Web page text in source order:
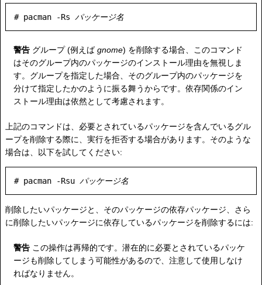
# pacman -Rs パッケージ名
警告 グループ (例えばgnome) を削除する場合、このコマンド
はそのグループ内のパッケージのインストール理由を無視しま
す。グループを指定した場合、そのグループ内のパッケージを
分けて指定したかのように振る舞うからです。依存関係のイン
ストール理由は依然として考慮されます。
上記のコマンドは、必要とされているパッケージを含んでいるグル
ープを削除する際に、実行を拒否する場合があります。そのような
場合は、以下を試してください:
# pacman -Rsu パッケージ名
削除したいパッケージと、そのパッケージの依存パッケージ、さら
に削除したいパッケージに依存しているパッケージを削除するには:
警告 この操作は再帰的です。潜在的に必要とされているパッケ
ージも削除してしまう可能性があるので、注意して使用しなけ
ればなりません。